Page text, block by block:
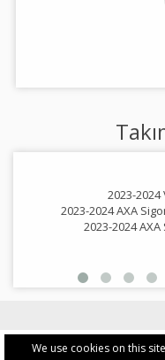
We use cookies on this
2023-
2023-2024 AXA
2023-2024